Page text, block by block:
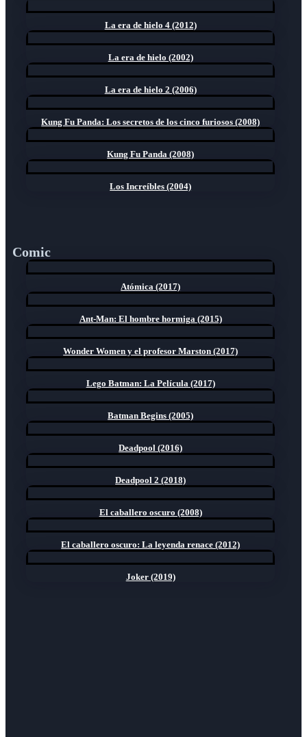
La era de hielo 4 (2012)
La era de hielo (2002)
La era de hielo 2 (2006)
Kung Fu Panda: Los secretos de los cinco furiosos (2008)
Kung Fu Panda (2008)
Los Increíbles (2004)
Comic
Atómica (2017)
Ant-Man: El hombre hormiga (2015)
Wonder Women y el profesor Marston (2017)
Lego Batman: La Película (2017)
Batman Begins (2005)
Deadpool (2016)
Deadpool 2 (2018)
El caballero oscuro (2008)
El caballero oscuro: La leyenda renace (2012)
Joker (2019)